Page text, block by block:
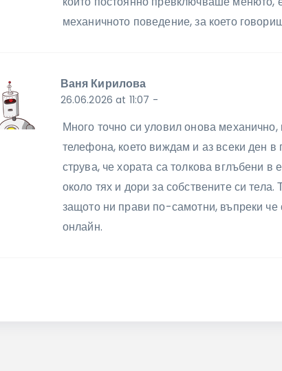
механичното поведение, за което
Ваня Кирилова
26.06.2026 at 11:07 -
Много точно си уловил онова
телефона, което виждам и аз всеки ден в
струва, че хората са толкова вглъбени в
около тях и дори за собствените си
защото ни прави по-самотни, въпреки
онлайн.